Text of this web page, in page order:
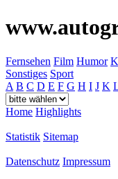
Fernsehen Film Humor
Sonstiges Sport
A B C D E F G H I J K
Home Highlights
Statistik Sitemap
Datenschutz Impressum